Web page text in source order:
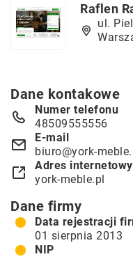
Raflen
ul.
Dane kontakowe
Numer telefonu
48509555556
E-mail
biuro@york-
Adres internetowy
york-meble.pl
Dane firmy
Data rejestracji
01 sierpnia 2013
NIP